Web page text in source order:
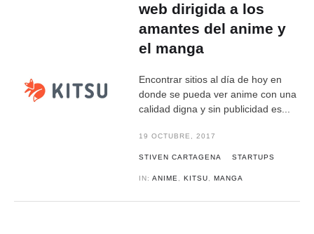
web dirigida a los
amantes del anime y
el manga
Encontrar sitios al día de hoy en
donde se pueda ver anime con una
calidad digna y sin publicidad es...
19 OCTUBRE, 2017
STIVEN CARTAGENA STARTUPS
IN:ANIME ,KITSU ,MANGA